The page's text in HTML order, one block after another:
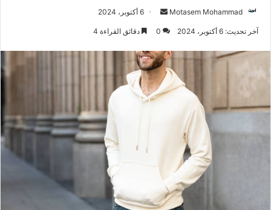
Motasem Mohammad 6 أكتوبر، 2024
آخر تحديث: 6 أكتوبر، 2024 0 دقائق القراءة 4